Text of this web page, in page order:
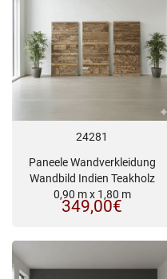
24281
Paneele Wandverkleidung
Wandbild Indien Teakholz
0,90 m x 1,80 m
349,00€